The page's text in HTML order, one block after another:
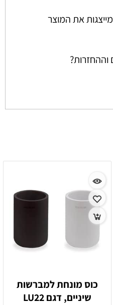
את המוצר
וההחזרות?
כוס מונחת למברשות
שיניים, דגם LU22